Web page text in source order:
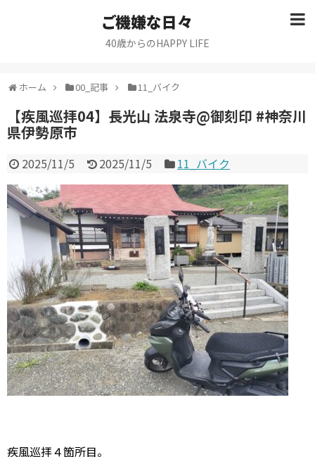
ご機嫌な日々
40歳からのHAPPY LIFE
ホーム 00_記事 11_バイク
【疾風巡拝04】長光山 法泉寺@御刻印 #神奈川
県伊勢原市
2025/11/5 2025/11/5 11_バイク
疾風巡拝４箇所目。